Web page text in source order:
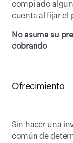
compilado
cuenta al fijar el
No asuma su
cobrando
Ofrecimiento
Sin hacer una
común de